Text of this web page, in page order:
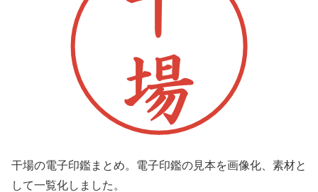
干場の電子印鑑まとめ。電子印鑑の見本を画像化、素材と
して一覧化しました。